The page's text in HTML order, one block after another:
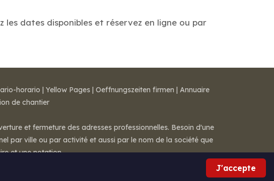
les dates disponibles et réservez en ligne ou par
J'accepte
horario | Yellow Pages | Oeffnungszeiten firmen | Annuaire
de chantier
et fermeture des adresses professionnelles. Besoin d'une
par ville ou par activité et aussi par le nom de la société que
et une notation.